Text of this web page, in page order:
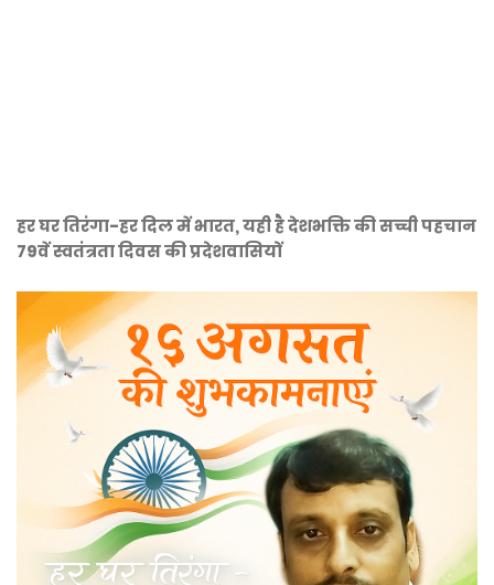
हर घर तिरंगा-हर दिल में भारत, यही है देशभक्ति की सच्ची पहचान
79वें स्वतंत्रता दिवस की प्रदेशवासियों